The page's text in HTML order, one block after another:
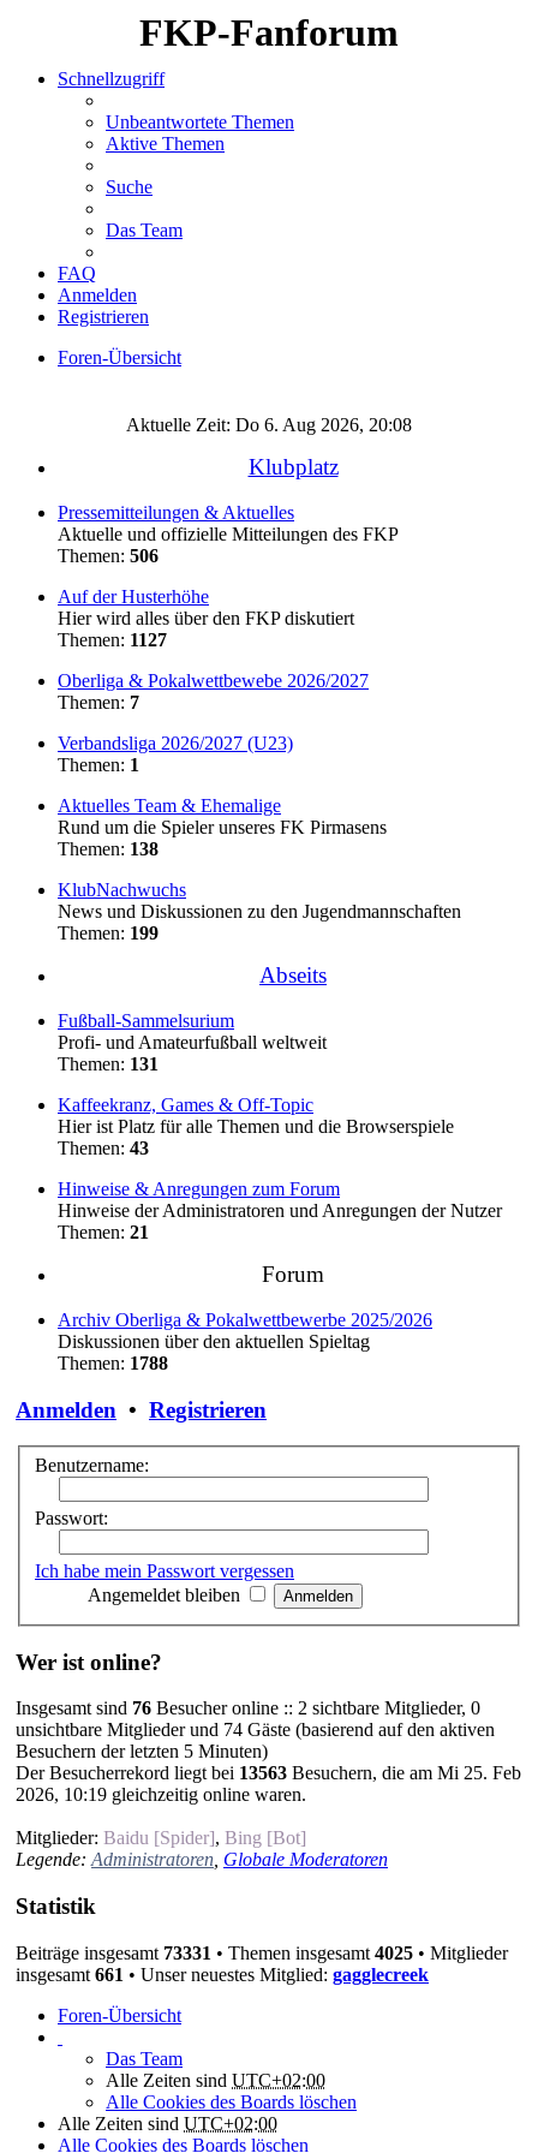
FKP-Fanforum
Schnellzugriff
Unbeantwortete Themen
Aktive Themen
Suche
Das Team
FAQ
Anmelden
Registrieren
Foren-Übersicht
Aktuelle Zeit: Do 6. Aug 2026, 20:08
Klubplatz
Pressemitteilungen & Aktuelles
Aktuelle und offizielle Mitteilungen des FKP
Themen: 506
Auf der Husterhöhe
Hier wird alles über den FKP diskutiert
Themen: 1127
Oberliga & Pokalwettbewebe 2026/2027
Themen: 7
Verbandsliga 2026/2027 (U23)
Themen: 1
Aktuelles Team & Ehemalige
Rund um die Spieler unseres FK Pirmasens
Themen: 138
KlubNachwuchs
News und Diskussionen zu den Jugendmannschaften
Themen: 199
Abseits
Fußball-Sammelsurium
Profi- und Amateurfußball weltweit
Themen: 131
Kaffeekranz, Games & Off-Topic
Hier ist Platz für alle Themen und die Browserspiele
Themen: 43
Hinweise & Anregungen zum Forum
Hinweise der Administratoren und Anregungen der Nutzer
Themen: 21
Forum
Archiv Oberliga & Pokalwettbewerbe 2025/2026
Diskussionen über den aktuellen Spieltag
Themen: 1788
Anmelden • Registrieren
Benutzername:
Passwort:
Ich habe mein Passwort vergessen
Angemeldet bleiben
Wer ist online?
Insgesamt sind 76 Besucher online :: 2 sichtbare Mitglieder, 0
unsichtbare Mitglieder und 74 Gäste (basierend auf den aktiven
Besuchern der letzten 5 Minuten)
Der Besucherrekord liegt bei 13563 Besuchern, die am Mi 25. Feb
2026, 10:19 gleichzeitig online waren.
Mitglieder: Baidu [Spider], Bing [Bot]
Legende:Administratoren, Globale Moderatoren
Statistik
Beiträge insgesamt 73331 • Themen insgesamt 4025 • Mitglieder
insgesamt 661 • Unser neuestes Mitglied: gagglecreek
Foren-Übersicht
Das Team
Alle Zeiten sind UTC+02:00
Alle Cookies des Boards löschen
Alle Zeiten sind UTC+02:00
Alle Cookies des Boards löschen